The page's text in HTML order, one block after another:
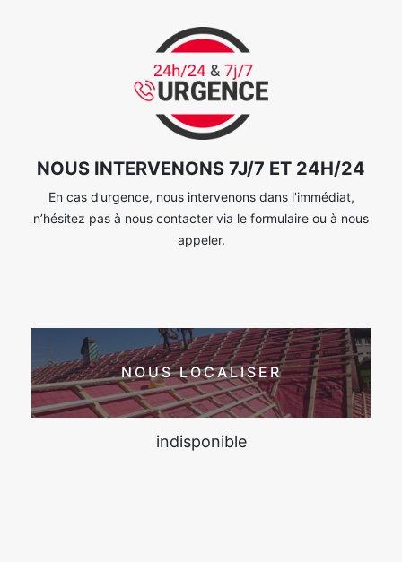
NOUS INTERVENONS 7J/7 ET 24H/24
En cas d’urgence, nous intervenons dans l’immédiat,
n’hésitez pas à nous contacter via le formulaire ou à nous
appeler.
NOUS LOCALISER
indisponible